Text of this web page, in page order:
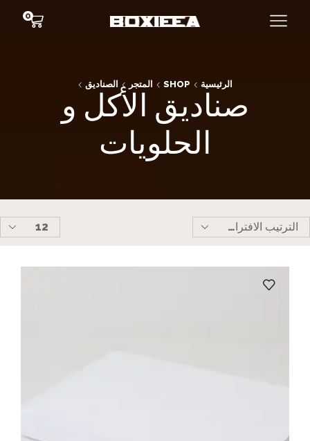
0
الرئيسية SHOP المتجر الصناديق
صناديق الأكل و
الحلويات